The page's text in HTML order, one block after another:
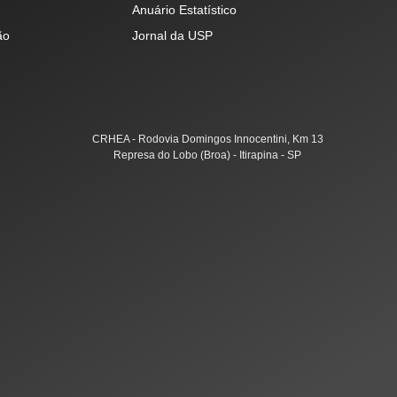
Anuário Estatístico
Jornal da USP
CRHEA - Rodovia Domingos Innocentini, Km 13
Represa do Lobo (Broa) - Itirapina - SP